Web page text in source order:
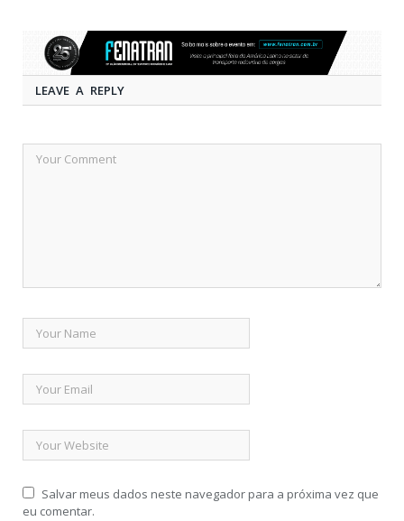
LEAVE A REPLY
Salvar meus dados neste navegador para a próxima vez que
eu comentar.